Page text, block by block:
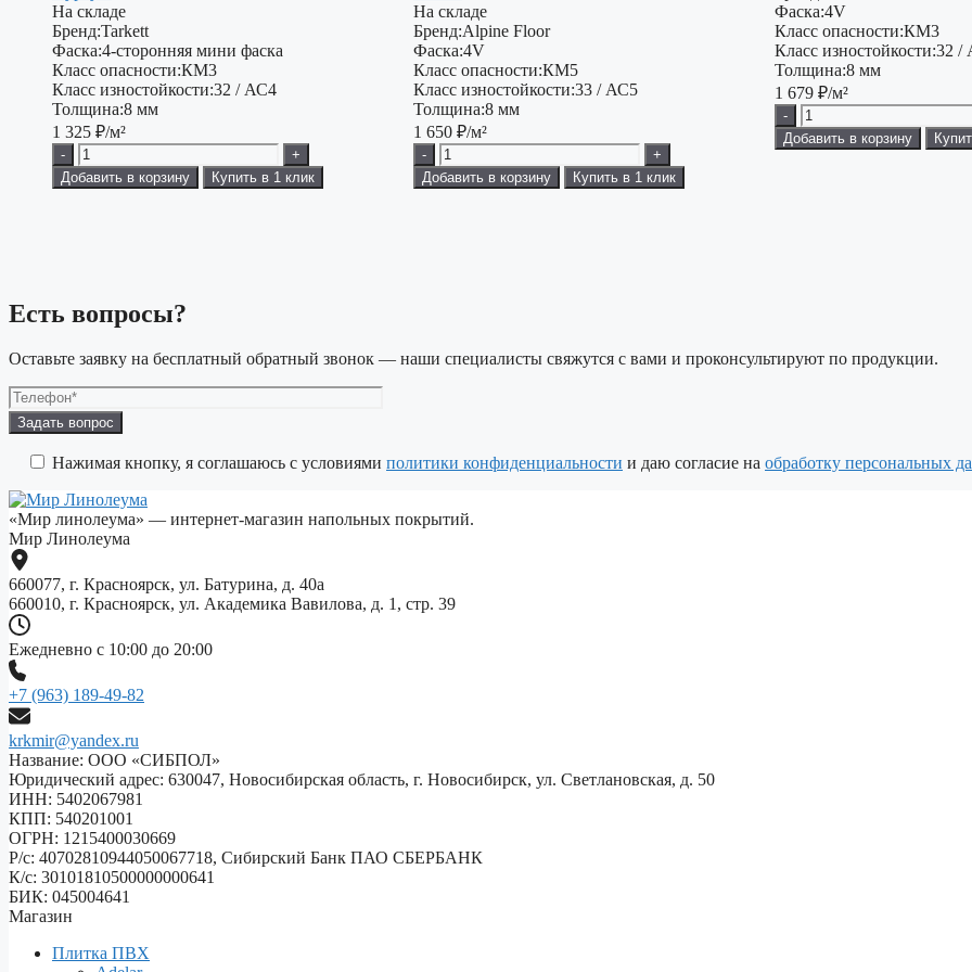
На складе
Бренд:Tarkett
Фаска:4-сторонняя мини фаска
Класс опасности:КМ3
Класс изностойкости:32 / АС4
Толщина:8 мм
1 325 ₽/м²
-
+
Добавить в корзину
Купить в 1 клик
На складе
Бренд:Alpine Floor
Фаска:4V
Класс опасности:КМ5
Класс изностойкости:33 / АС5
Толщина:8 мм
1 650 ₽/м²
-
+
Добавить в корзину
Купить в 1 клик
Фаска:4V
Класс опасности:КМ3
Класс изностойкости:32 /
Толщина:8 мм
1 679 ₽/м²
-
Добавить в корзину
Есть вопросы?
Оставьте заявку на бесплатный обратный звонок — наши специалисты свяжутся с вами и проконсультируют по продукции.
Оставьте
это
поле Нажимая кнопку, я соглашаюсь с условиями политики конфиденциальности и даю согласие на обработку персональных
«Мир линолеума» — интернет-магазин напольных покрытий.
Мир Линолеума
660077, г. Красноярск, ул. Батурина, д. 40а
660010, г. Красноярск, ул. Академика Вавилова, д. 1, стр. 39
Ежедневно с 10:00 до 20:00
+7 (963) 189-49-82
krkmir@yandex.ru
Название: ООО «СИБПОЛ»
Юридический адрес: 630047, Новосибирская область, г. Новосибирск, ул. Светлановская, д. 50
ИНН: 5402067981
КПП: 540201001
ОГРН: 1215400030669
Р/с: 40702810944050067718, Сибирский Банк ПАО СБЕРБАНК
К/с: 30101810500000000641
БИК: 045004641
Магазин
Плитка ПВХ